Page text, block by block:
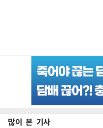
많이 본 기사